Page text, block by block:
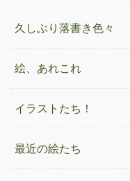
久しぶり落書き色々
絵、あれこれ
イラストたち！
最近の絵たち